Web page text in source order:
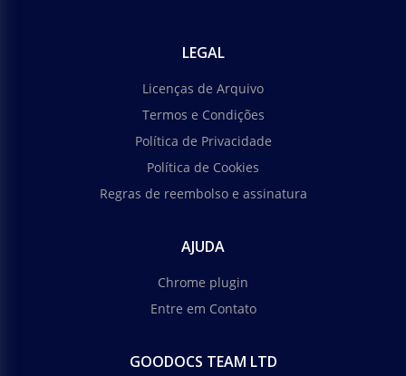
LEGAL
Licenças de Arquivo
Termos e Condições
Política de Privacidade
Política de Cookies
Regras de reembolso e assinatura
AJUDA
Chrome plugin
Entre em Contato
GOODOCS TEAM LTD